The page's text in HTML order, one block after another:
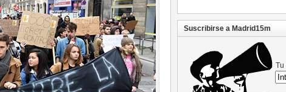
Suscribirse a Madrid15m
Tu